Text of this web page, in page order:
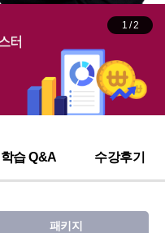
1 /2
학습 Q&A 수강후기
패키지